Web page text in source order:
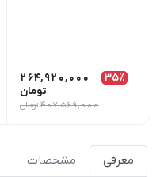
35٪
264,920,000
تومان
407,569,000 تومان
معرفی مشخصات